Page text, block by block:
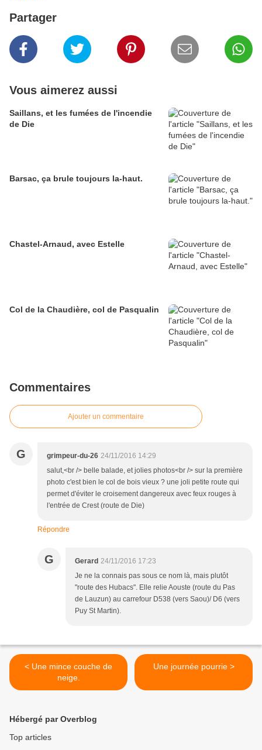
Partager
Vous aimerez aussi
Saillans, et les fumées de l'incendie
de Die
Barsac, ça brule toujours la-haut.
Chastel-Arnaud, avec Estelle
Col de la Chaudière, col de Pasqualin
Commentaires
Ajouter un commentaire
G grimpeur-du-26 24/11/2016 14:29
salut,<br /> belle balade, et jolies photos<br /> sur la première
photo c'est bien le col de bois vieux ? une joli petite route qui
permet d'éviter le croisement dangereux avec feux rouges à
l'entrée de Crest (route de Die)
Répondre
G Gerard 24/11/2016 17:23
Je ne la connais pas sous ce nom là, mais plutôt
"route des Hubacs". Elle relie Aouste (route du Pas
de Lauzun) au carrefour D538 (vers Saou)/ D6 (vers
Puy St Martin).
< Une mince couche de
neige.
Une journée pourrie >
Hébergé par Overblog
Top articles